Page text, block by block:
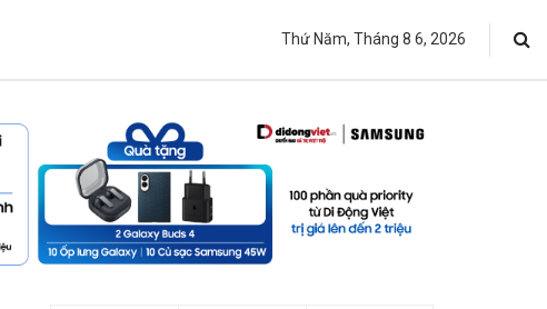
Thứ Năm, Tháng 8 6, 2026